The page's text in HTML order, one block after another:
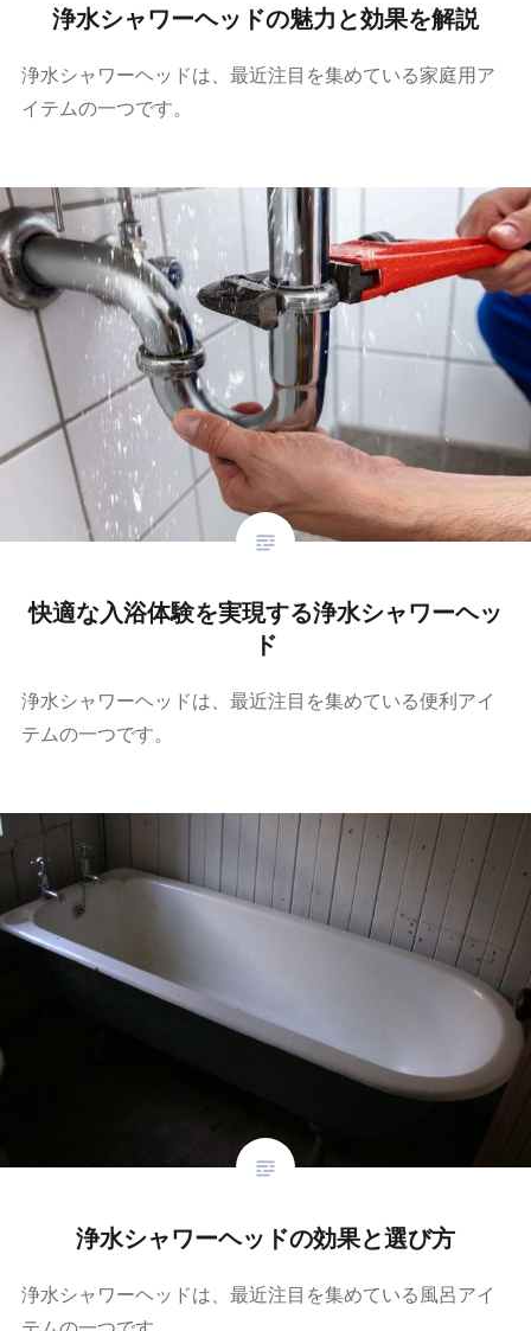
浄水シャワーヘッドの魅力と効果を解説
浄水シャワーヘッドは、最近注目を集めている家庭用ア
イテムの一つです。
快適な入浴体験を実現する浄水シャワーヘッ
ド
浄水シャワーヘッドは、最近注目を集めている便利アイ
テムの一つです。
浄水シャワーヘッドの効果と選び方
浄水シャワーヘッドは、最近注目を集めている風呂アイ